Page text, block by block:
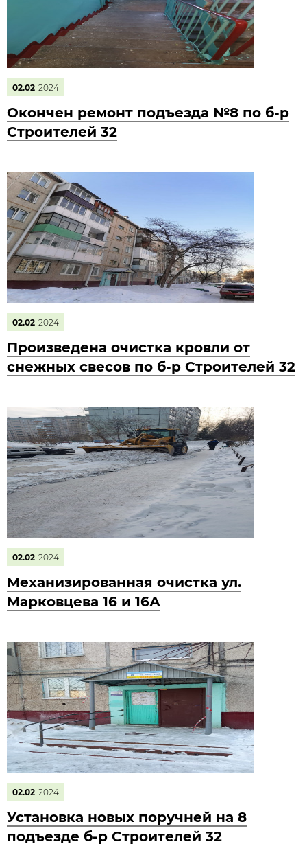
02.02 2024
Окончен ремонт подъезда №8 по б-р
Строителей 32
02.02 2024
Произведена очистка кровли от
снежных свесов по б-р Строителей 32
02.02 2024
Механизированная очистка ул.
Марковцева 16 и 16А
02.02 2024
Установка новых поручней на 8
подъезде б-р Строителей 32